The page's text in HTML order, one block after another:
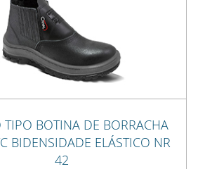
TIPO BOTINA DE BORRACHA
BIDENSIDADE ELÁSTICO NR
42